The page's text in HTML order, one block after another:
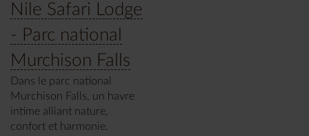
Nile Safari Lodge
- Parc national
Murchison Falls
Dans le parc national
Murchison Falls, un havre
intime alliant nature,
confort et harmonie.